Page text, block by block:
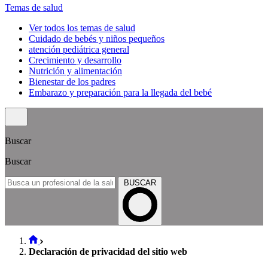
Temas de salud
Ver todos los temas de salud
Cuidado de bebés y niños pequeños
atención pediátrica general
Crecimiento y desarrollo
Nutrición y alimentación
Bienestar de los padres
Embarazo y preparación para la llegada del bebé
Buscar
Buscar
BUSCAR
Declaración de privacidad del sitio web